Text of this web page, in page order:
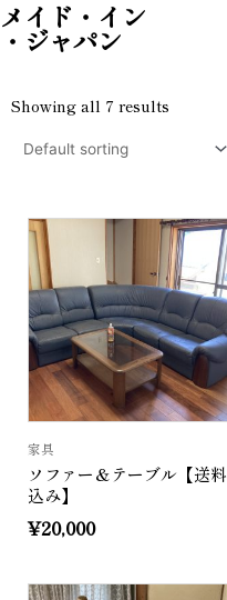
メイド・イン
・ジャパン
Showing all 7 results
家具
ソファー＆テーブル【送料
込み】
¥20,000